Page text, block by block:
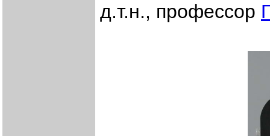
д.т.н., профессор